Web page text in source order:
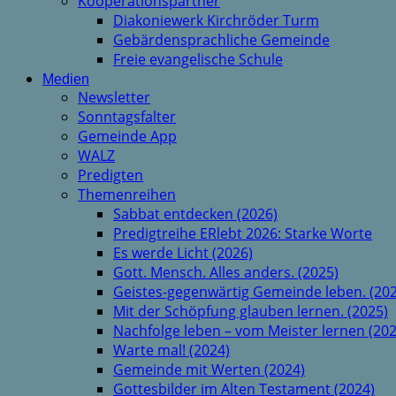
Diakoniewerk Kirchröder Turm
Gebärdensprachliche Gemeinde
Freie evangelische Schule
Medien
Newsletter
Sonntagsfalter
Gemeinde App
WALZ
Predigten
Themenreihen
Sabbat entdecken (2026)
Predigtreihe ERlebt 2026: Starke Worte
Es werde Licht (2026)
Gott. Mensch. Alles anders. (2025)
Geistes-gegenwärtig Gemeinde leben.
Mit der Schöpfung glauben lernen. (2025)
Nachfolge leben – vom Meister lernen
Warte mal! (2024)
Gemeinde mit Werten (2024)
Gottesbilder im Alten Testament (2024)